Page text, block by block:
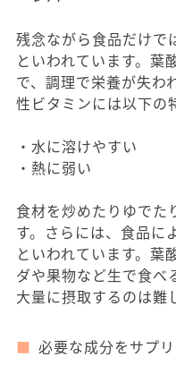
残念ながら食品だけで
といわれています。葉
で、調理で栄養が失わ
性ビタミンには以下の
・水に溶けやすい
・熱に弱い
食材を炒めたりゆでた
す。さらには、食品に
といわれています。葉
ダや果物など生で食べ
大量に摂取するのは難
必要な成分をサプ